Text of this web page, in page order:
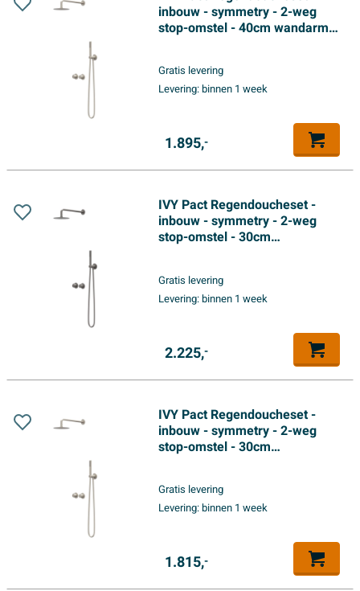
inbouw - symmetry - 2-weg
stop-omstel - 40cm wandarm -
doucheslang - staafmodel
handdouche - Geborsteld
Gratis levering
Levering:binnen 1 week
1.895,-
IVY Pact Regendoucheset -
inbouw - symmetry - 2-weg
stop-omstel - 30cm
uitlaat - 150cm doucheslang -
satin spray handdouche -
Gratis levering
Levering:binnen 1 week
2.225,-
IVY Pact Regendoucheset -
inbouw - symmetry - 2-weg
stop-omstel - 30cm
uitlaat - 150cm doucheslang -
staafmodel handdouche -
Gratis levering
Levering:binnen 1 week
1.815,-